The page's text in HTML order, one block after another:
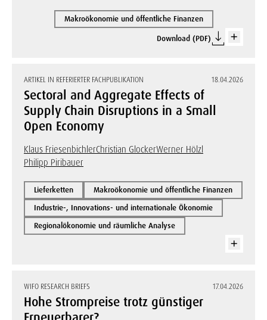
Makroökonomie und öffentliche Finanzen
Download (PDF)
ARTIKEL IN REFERIERTER FACHPUBLIKATION 18.04.2026
Sectoral and Aggregate Effects of
Supply Chain Disruptions in a Small
Open Economy
Klaus FriesenbichlerChristian GlockerWerner Hölzl
Philipp Piribauer
Lieferketten
Makroökonomie und öffentliche Finanzen
Industrie-, Innovations- und internationale Ökonomie
Regionalökonomie und räumliche Analyse
WIFO RESEARCH BRIEFS 17.04.2026
Hohe Strompreise trotz günstiger